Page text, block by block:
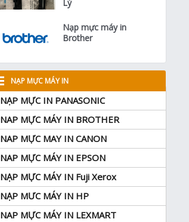
Lý
Nạp mực máy in
Brother
NẠP MỰC MÁY IN
NẠP MỰC IN PANASONIC
NAP MỰC MÁY IN BROTHER
NAP MỰC MAY IN CANON
NAP MỰC MÁY IN EPSON
NẠP MỰC MÁY IN Fuji Xerox
NẠP MƯC MÁY IN HP
NAP MỰC MÁY IN LEXMART